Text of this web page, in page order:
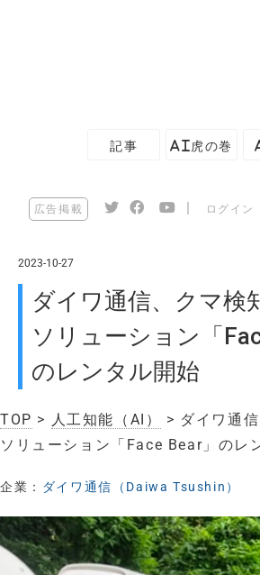
記事 AI虎の巻
広告掲載 ログイン
2023-10-27
ダイワ通信、クマ検
ソリューション「
のレンタル開始
TOP > 人工知能（AI）
> ダイワ通
ソリューション「Face Bear」のレ
企業： ダイワ通信（Daiwa Tsushin）